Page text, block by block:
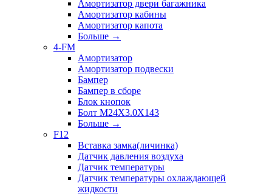
Амортизатор двери багажника
Амортизатор кабины
Амортизатор капота
Больше →
4-FM
Амортизатор
Амортизатор подвески
Бампер
Бампер в сборе
Блок кнопок
Болт M24X3.0X143
Больше →
F12
Вставка замка(личинка)
Датчик давления воздуха
Датчик температуры
Датчик температуры охлаждающей
жидкости